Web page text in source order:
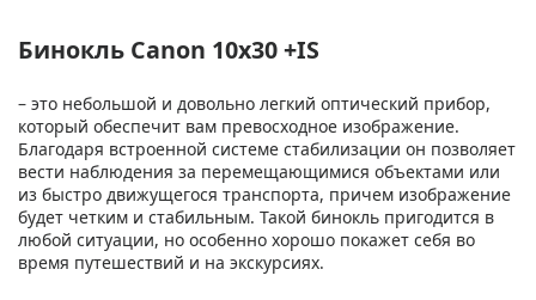
Бинокль Canon 10x30 +IS
– это небольшой и довольно легкий оптический прибор,
который обеспечит вам превосходное изображение.
Благодаря встроенной системе стабилизации он позволяет
вести наблюдения за перемещающимися объектами или
из быстро движущегося транспорта, причем изображение
будет четким и стабильным. Такой бинокль пригодится в
любой ситуации, но особенно хорошо покажет себя во
время путешествий и на экскурсиях.